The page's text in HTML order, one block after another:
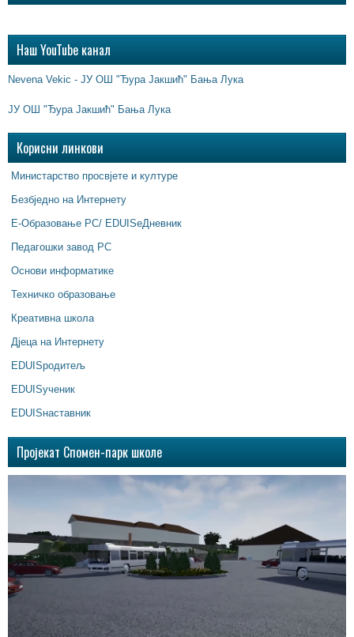
Наш YouTube канал
Nevena Vekic - ЈУ ОШ "Ђура Јакшић" Бања Лука
ЈУ ОШ "Ђура Јакшић" Бања Лука
Корисни линкови
Министарство просвјете и културе
Безбједно на Интернету
Е-Образовање РС/ EDUISeДневник
Педагошки завод РС
Основи информатике
Техничко образовање
Креативна школа
Дјеца на Интернету
EDUISродитељ
EDUISученик
EDUISнаставник
Пројекат Спомен-парк школе